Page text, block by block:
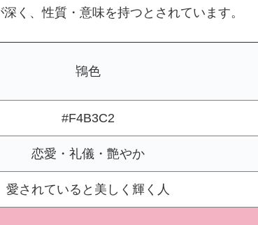
く、性質・意味を持つとされています。
鴇色
#F4B3C2
恋愛・礼儀・艶やか
愛されていると美しく輝く人